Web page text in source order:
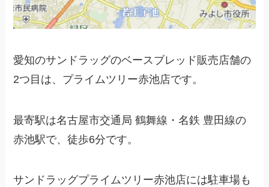
愛知のサンドラッグのベースブレッド販売店舗の
2つ目は、プライムツリー赤池店です。
最寄駅は名古屋市交通局 鶴舞線・名鉄 豊田線の
赤池駅で、徒歩6分です。
サンドラッグプライムツリー赤池店には駐車場も